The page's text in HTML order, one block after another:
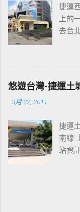
捷運
上的
去台
圖中
等候
運西
站 ] -
善導
忠孝
悠遊台灣-捷運土
-3月 22, 2011
捷運
南線
站資
站 ]